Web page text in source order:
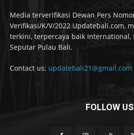
Media terverifikasi Dewan Pers
Verifikasi/K/V/2022 Updatebali.com,
terkini, terpercaya baik International,
Seputar Pulau Bali.
Contact us: updatebali21@gmail.com
FOLLOW US